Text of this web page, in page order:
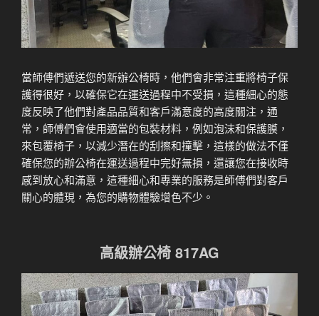
當師傅們遞送您的新辦公椅時，他們會非常注重將椅子保
護得很好，以確保它在運送過程中不受損，這種細心的態
度反映了他們對產品品質和客戶滿意度的高度關注，通
常，師傅們會使用適當的包裝材料，例如泡沫和保護膜，
來包覆椅子，以減少潛在的刮擦和撞擊，這樣的做法不僅
確保您的辦公椅在運送過程中完好無損，還讓您在接收時
感到放心和滿意，這種細心和專業的服務是師傅們對客戶
關心的體現，為您的購物體驗增色不少。
高級辦公椅 817AG